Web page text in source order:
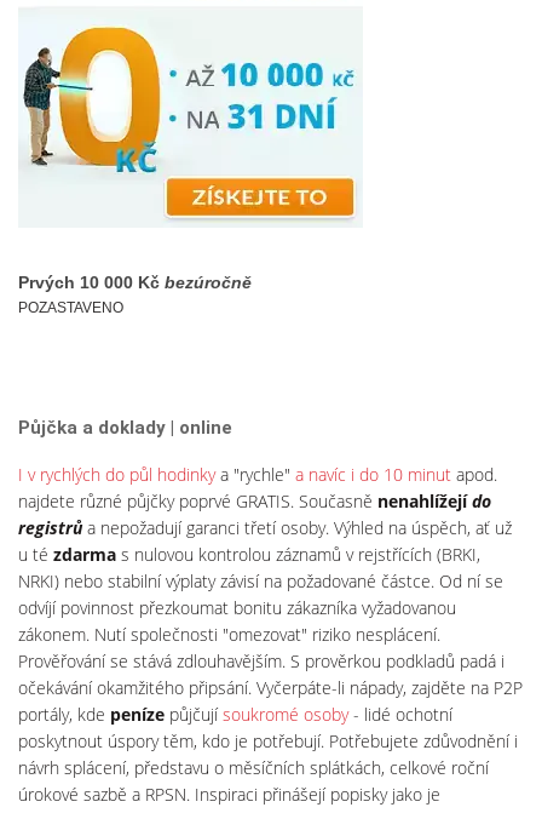
Prvých 10 000 Kč bezúročně
POZASTAVENO
Půjčka a doklady | online
I v rychlých do půl hodinkya "rychle" a navíc i do 10 minut apod.
najdete různé půjčky poprvé GRATIS. Současně nenahlížejído
registrůa nepožadují garanci třetí osoby. Výhled na úspěch, ať už
u té zdarma s nulovou kontrolou záznamů v rejstřících (BRKI,
NRKI) nebo stabilní výplaty závisí na požadované částce. Od ní se
odvíjí povinnost přezkoumat bonitu zákazníka vyžadovanou
zákonem. Nutí společnosti "omezovat" riziko nesplácení.
Prověřování se stává zdlouhavějším. S prověrkou podkladů padá i
očekávání okamžitého připsání. Vyčerpáte-li nápady, zajděte na P2P
portály, kde peníze půjčujísoukromé osoby- lidé ochotní
poskytnout úspory těm, kdo je potřebují. Potřebujete zdůvodnění i
návrh splácení, představu o měsíčních splátkách, celkové roční
úrokové sazbě a RPSN. Inspiraci přinášejí popisky jako je